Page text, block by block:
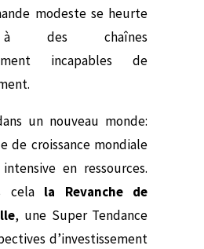
modeste se heurte
à des chaînes
incapables de
un nouveau monde:
de croissance mondiale
en ressources.
cela la Revanche de
, une Super Tendance
d’investissement